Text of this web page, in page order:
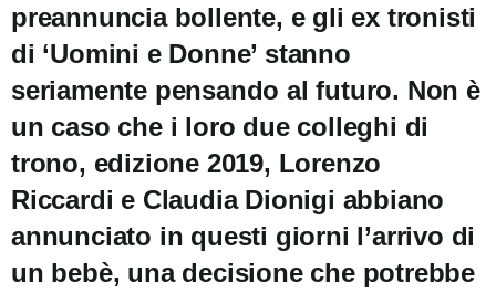
preannuncia bollente, e gli ex tronisti
di ‘Uomini e Donne’ stanno
seriamente pensando al futuro. Non è
un caso che i loro due colleghi di
trono, edizione 2019, Lorenzo
Riccardi e Claudia Dionigi abbiano
annunciato in questi giorni l’arrivo di
un bebè, una decisione che potrebbe